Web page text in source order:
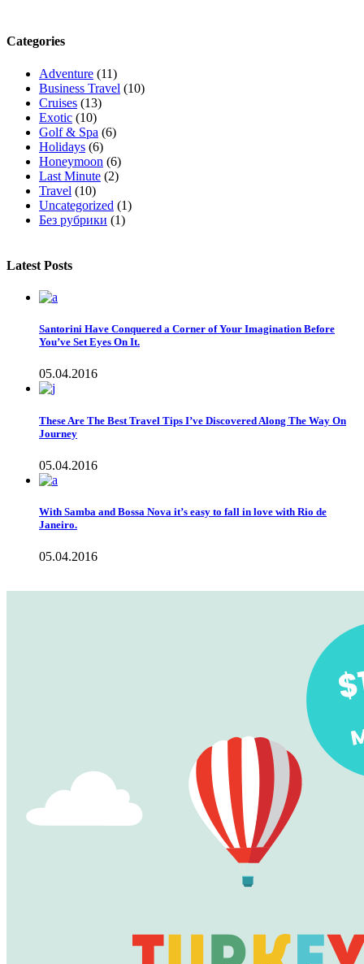
Categories
Adventure (11)
Business Travel (10)
Cruises (13)
Exotic (10)
Golf & Spa (6)
Holidays (6)
Honeymoon (6)
Last Minute (2)
Travel (10)
Uncategorized (1)
Без рубрики (1)
Latest Posts
Santorini Have Conquered a Corner of Your Imagination Before
You’ve Set Eyes On It.
05.04.2016
These Are The Best Travel Tips I’ve Discovered Along The Way On
Journey
05.04.2016
With Samba and Bossa Nova it’s easy to fall in love with Rio de
Janeiro.
05.04.2016